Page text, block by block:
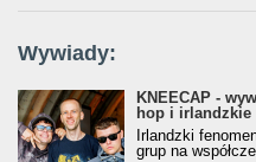
Wywiady:
KNEECAP -
hop i irlandzkie
Irlandzki
grup na